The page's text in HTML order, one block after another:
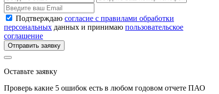
Подтверждаю согласие с правилами обработки
персональных данных и принимаю пользовательское
соглашение
Отправить заявку
Оставьте заявку
Проверь какие 5 ошибок есть в любом годовом отчете ПАО